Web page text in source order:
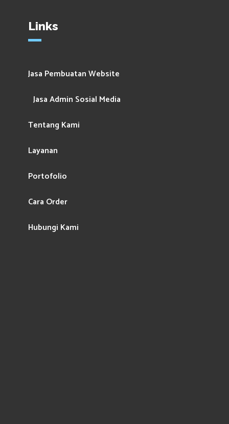
Links
Jasa Pembuatan Website
Jasa Admin Sosial Media
Tentang Kami
Layanan
Portofolio
Cara Order
Hubungi Kami